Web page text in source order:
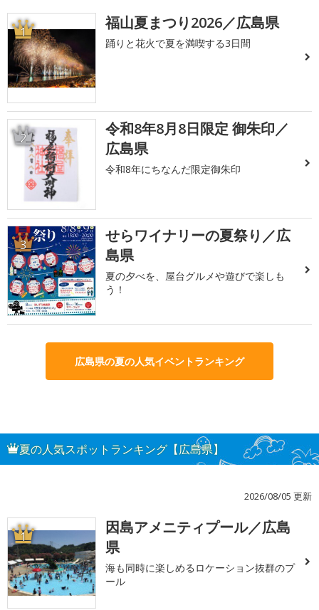
1 福山夏まつり2026／広島県
踊りと花火で夏を満喫する3日間
2
令和8年8月8日限定 御朱印／
広島県
令和8年にちなんだ限定御朱印
3
せらワイナリーの夏祭り／広
島県
夏の夕べを、屋台グルメや遊びで楽しも
う！
広島県の夏の人気イベントランキング
夏の人気スポットランキング【広島県】
2026/08/05 更新
1
因島アメニティプール／広島
県
海も同時に楽しめるロケーション抜群のプ
ール